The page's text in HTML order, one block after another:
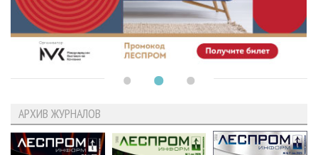
АРХИВ ЖУРНАЛОВ